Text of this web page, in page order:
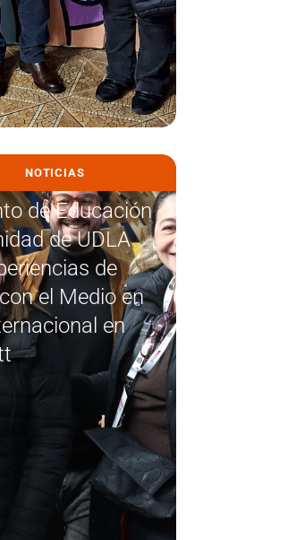
NOTICIAS
de Educación
de UDLA
de
el Medio en
en